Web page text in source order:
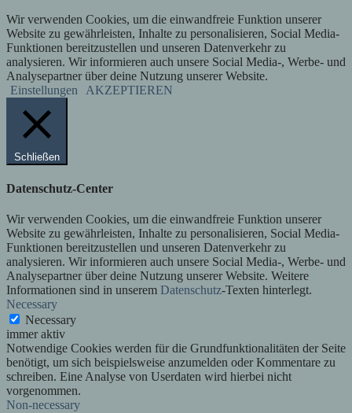
Wir verwenden Cookies, um die einwandfreie Funktion unserer
Website zu gewährleisten, Inhalte zu personalisieren, Social Media-
Funktionen bereitzustellen und unseren Datenverkehr zu
analysieren. Wir informieren auch unsere Social Media-, Werbe- und
Analysepartner über deine Nutzung unserer Website.
Einstellungen
AKZEPTIEREN
Schließen
Datenschutz-Center
Wir verwenden Cookies, um die einwandfreie Funktion unserer
Website zu gewährleisten, Inhalte zu personalisieren, Social Media-
Funktionen bereitzustellen und unseren Datenverkehr zu
analysieren. Wir informieren auch unsere Social Media-, Werbe- und
Analysepartner über deine Nutzung unserer Website. Weitere
Informationen sind in unserem Datenschutz-Texten hinterlegt.
Necessary
Necessary
immer aktiv
Notwendige Cookies werden für die Grundfunktionalitäten der Seite
benötigt, um sich beispielsweise anzumelden oder Kommentare zu
schreiben. Eine Analyse von Userdaten wird hierbei nicht
vorgenommen.
Non-necessary